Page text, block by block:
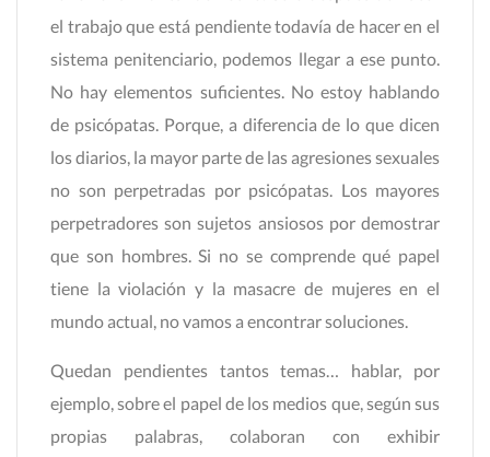
el trabajo que está pendiente todavía de hacer en el
sistema penitenciario, podemos llegar a ese punto.
No hay elementos suficientes. No estoy hablando
de psicópatas. Porque, a diferencia de lo que dicen
los diarios, la mayor parte de las agresiones sexuales
no son perpetradas por psicópatas. Los mayores
perpetradores son sujetos ansiosos por demostrar
que son hombres. Si no se comprende qué papel
tiene la violación y la masacre de mujeres en el
mundo actual, no vamos a encontrar soluciones.
Quedan pendientes tantos temas… hablar, por
ejemplo, sobre el papel de los medios que, según sus
propias palabras, colaboran con exhibir